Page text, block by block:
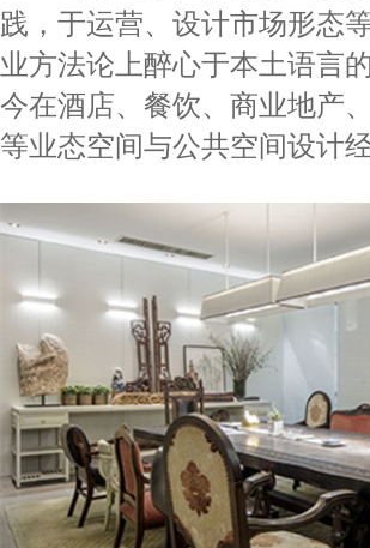
践，于运营、设计市场形态
业方法论上醉心于本土语言
今在酒店、餐饮、商业地产
等业态空间与公共空间设计